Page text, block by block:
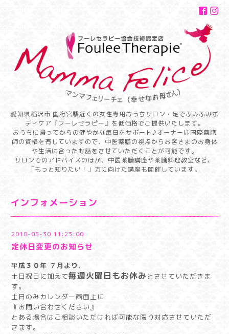
愛知県稲沢市 国府宮駅近くの女性専用おうちサロン・足でふみふみボ
ディケア『フーレセラピー』を低価格でご提供いたします。
おうちに帰ってからの健やかな毎日をサポート♪オーナーは国際薬膳
師の資格を有していますので、中医薬膳の視点からお客さまのお身体
や生活に合ったお話をさせていただくことが可能です。
サロンでのアドバイスのほか、中医薬膳講座や薬膳料理教室など、
「もっと知りたい！」方に向けた講座も開催しています。
インフォメーション
2018-05-30 11:23:00
定休日変更のお知らせ
平成３０年 ７月より 、
土日祝日に加えて毎週火曜日もお休み とさせていただきま
す。
土日のみカレンダー画面上に
『お問い合わせください』
とある場合はご相談いただければ可能な限り対応させていただ
きます。